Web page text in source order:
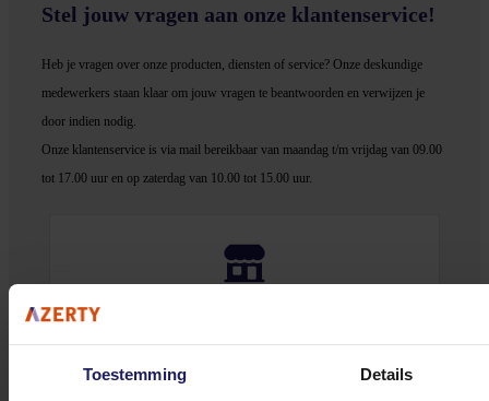
Toestemming Details
Stel jouw vragen aan onze klantenservice!
Heb je vragen over onze producten, diensten of service? Onze deskundige
medewerkers staan klaar om jouw vragen te beantwoorden en verwijzen je
door indien nodig.
Onze klantenservice is via mail bereikbaar van maandag t/m vrijdag van 09.00
tot 17.00 uur en op zaterdag van 10.00 tot 15.00 uur.